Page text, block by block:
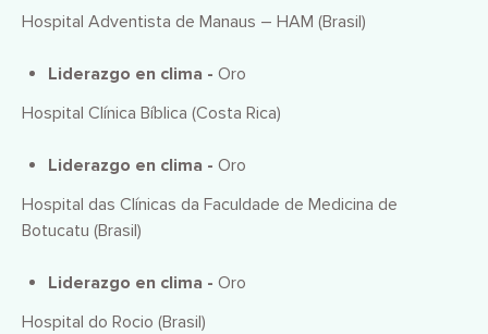
Hospital Adventista de Manaus – HAM (Brasil)
Liderazgo en clima - Oro
Hospital Clínica Bíblica (Costa Rica)
Liderazgo en clima - Oro
Hospital das Clínicas da Faculdade de Medicina de
Botucatu (Brasil)
Liderazgo en clima - Oro
Hospital do Rocio (Brasil)